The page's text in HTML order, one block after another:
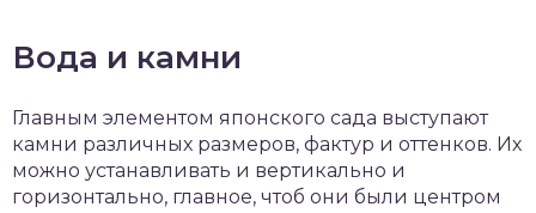
Вода и камни
Главным элементом японского сада выступают
камни различных размеров, фактур и оттенков. Их
можно устанавливать и вертикально и
горизонтально, главное, чтоб они были центром